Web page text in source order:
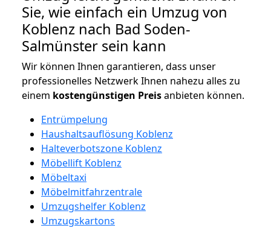
Sie, wie einfach ein Umzug von
Koblenz nach Bad Soden-
Salmünster sein kann
Wir können Ihnen garantieren, dass unser
professionelles Netzwerk Ihnen nahezu alles zu
einem kostengünstigen Preisanbieten können.
Entrümpelung
Haushaltsauflösung Koblenz
Halteverbotszone Koblenz
Möbellift Koblenz
Möbeltaxi
Möbelmitfahrzentrale
Umzugshelfer Koblenz
Umzugskartons